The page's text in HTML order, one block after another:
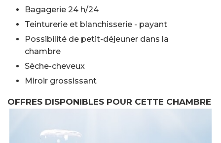
Bagagerie 24 h/24
Teinturerie et blanchisserie - payant
Possibilité de petit-déjeuner dans la
chambre
Sèche-cheveux
Miroir grossissant
OFFRES DISPONIBLES POUR CETTE CHAMBRE